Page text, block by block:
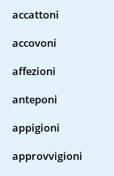
accattoni
accovoni
affezioni
anteponi
appigioni
approvvigioni